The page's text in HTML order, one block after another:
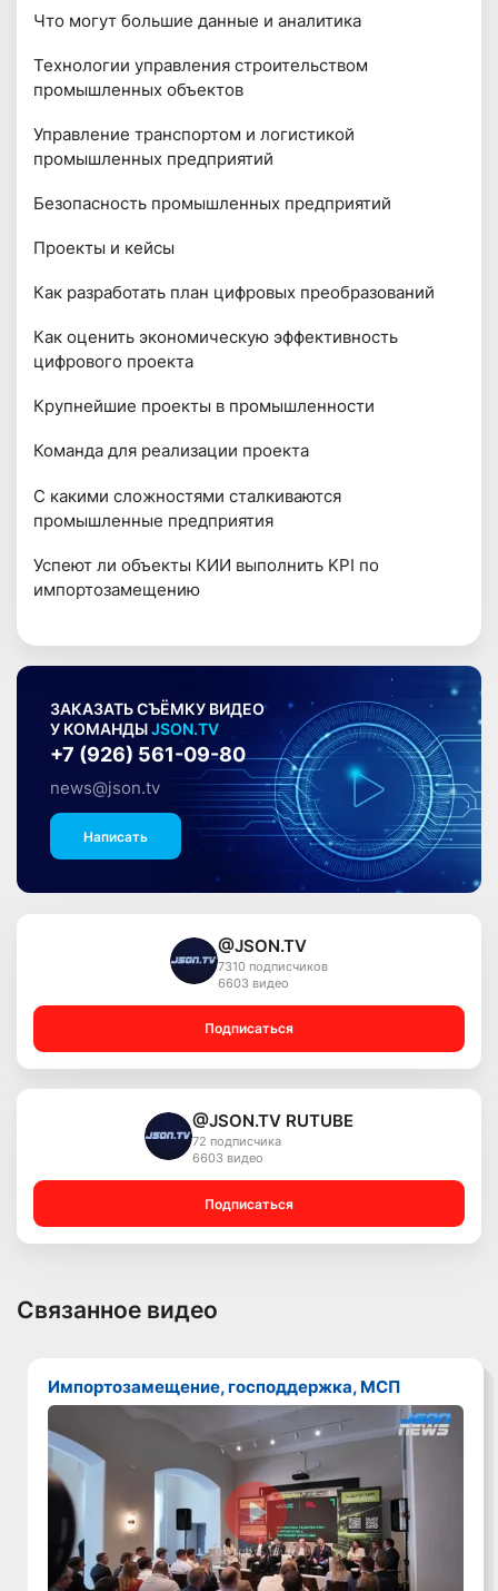
Что могут большие данные и аналитика
Технологии управления строительством
промышленных объектов
Управление транспортом и логистикой
промышленных предприятий
Безопасность промышленных предприятий
Проекты и кейсы
Как разработать план цифровых преобразований
Как оценить экономическую эффективность
цифрового проекта
Крупнейшие проекты в промышленности
Команда для реализации проекта
С какими сложностями сталкиваются
промышленные предприятия
Успеют ли объекты КИИ выполнить KPI по
импортозамещению
ЗАКАЗАТЬ СЪЁМКУ ВИДЕО
У КОМАНДЫJSON.TV
+7 (926) 561-09-80
news@json.tv
Написать
@JSON.TV
7310 подписчиков
6603 видео
Подписаться
@JSON.TV RUTUBE
72 подписчика
6603 видео
Подписаться
Связанное видео
Импортозамещение, господдержка, МСП
Смотреть видео